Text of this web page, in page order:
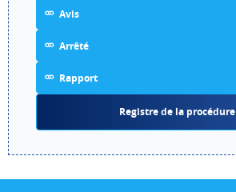
Avis
Arrêté
Rapport
Registre de la procédure